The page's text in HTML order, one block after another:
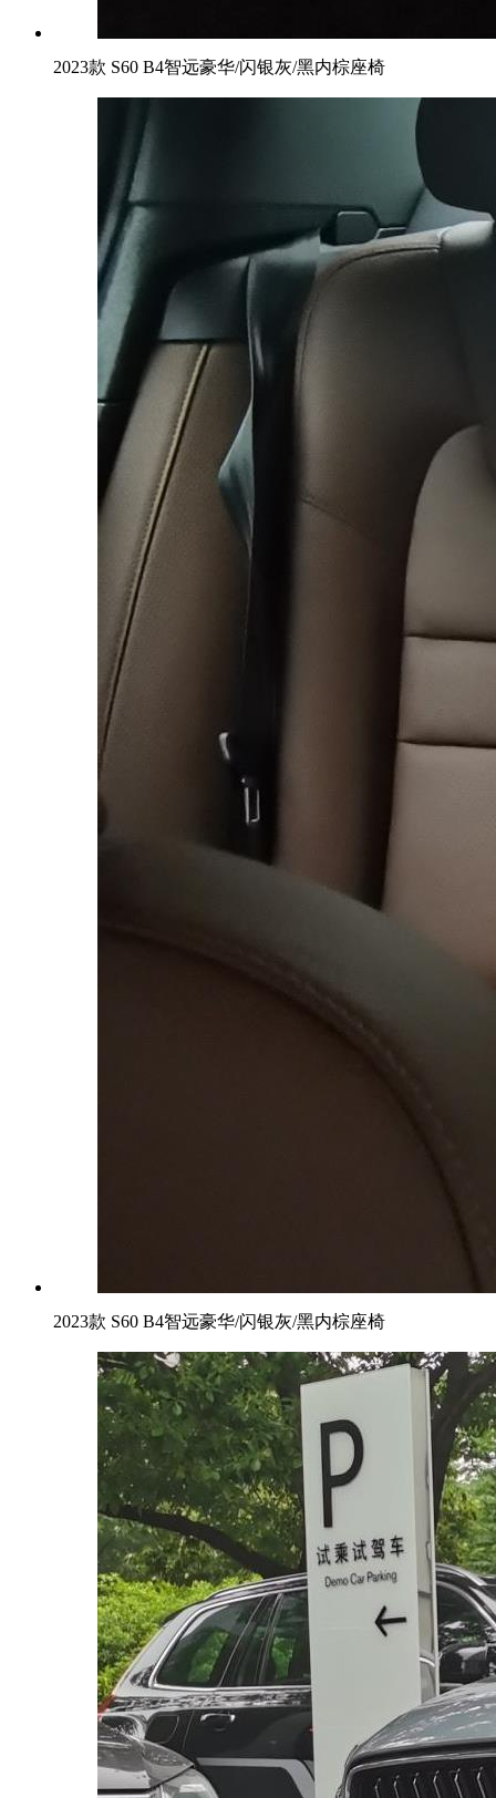
2023款 S60 B4智远豪华/闪银灰/黑内棕座椅
2023款 S60 B4智远豪华/闪银灰/黑内棕座椅